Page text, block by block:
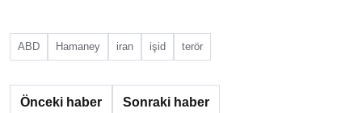
ABD Hamaney iran işid terör
Önceki haber Sonraki haber